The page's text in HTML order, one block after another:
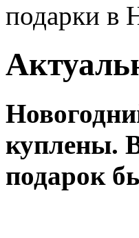
подарки в
куплены.
подарок